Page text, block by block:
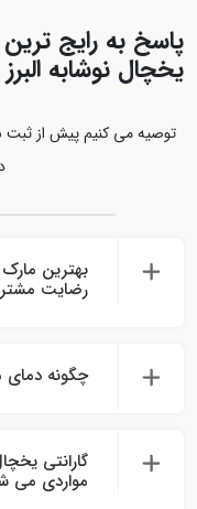
پاسخ به رایج‌
یخچال نوشابه
توصیه می‌ کنیم پیش از ثبت
بهترین
رضایت
چگونه دمای
گارانتی
مواردی می‌